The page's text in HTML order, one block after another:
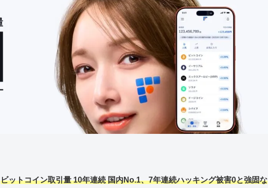
ビットコイン取引量 10年連続 国内No.1、7年連続ハッキング被害0と強固な